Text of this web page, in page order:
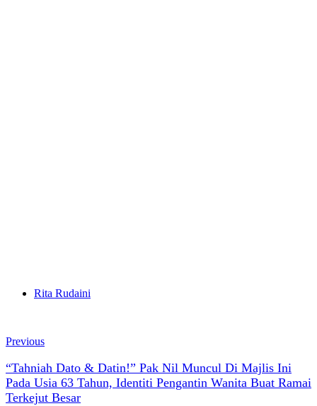
Rita Rudaini
Previous
“Tahniah Dato & Datin!” Pak Nil Muncul Di Majlis Ini
Pada Usia 63 Tahun, Identiti Pengantin Wanita Buat Ramai
Terkejut Besar